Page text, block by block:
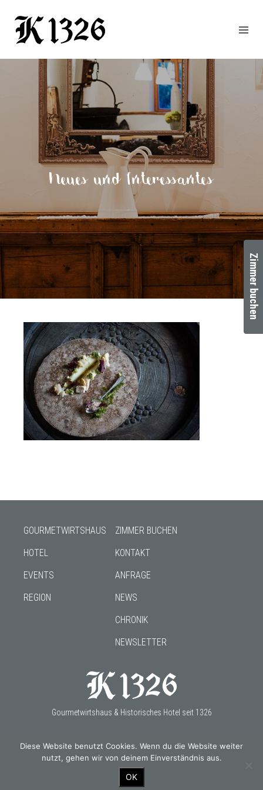
HOTEL
EVENTS
CHRONIK
Neues und Interessantes
GOURMETWIRTSHAUS
HOTEL
EVENTS
REGION
ZIMMER BUCHEN
KONTAKT
ANFRAGE
NEWS
CHRONIK
NEWSLETTER
Gourmetwirtshaus & Historisches Hotel seit 1326
Zimmer buchen
Diese Website benutzt Cookies. Wenn du die Website weiter
nutzt, gehen wir von deinem Einverständnis aus.
OK